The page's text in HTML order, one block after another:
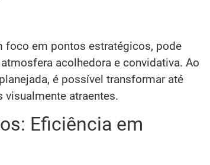
foco em pontos estratégicos, pode
acolhedora e convidativa. Ao
é possível transformar até
atraentes.
Eficiência em